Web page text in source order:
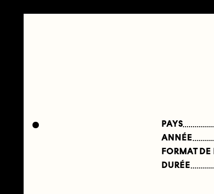
PAYS
ANNÉE
FORMAT
DURÉE